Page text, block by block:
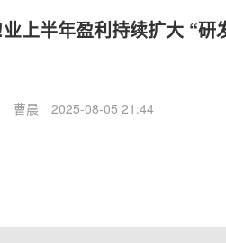
上半年盈利持续扩大 “研
曹晨 2025-08-05 21:44